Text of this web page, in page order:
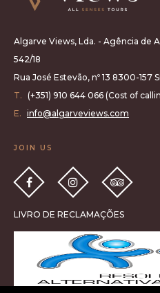
Algarve Views, Lda. - Agência de
542/18
Rua José Estevão, nº 13 8300-157
T. (+351) 910 644 066 (Cost of
E. info@algarveviews.com
JOIN US
LIVRO DE RECLAMAÇÕES